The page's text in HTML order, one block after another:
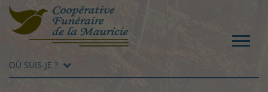
OÙ SUIS-JE ?